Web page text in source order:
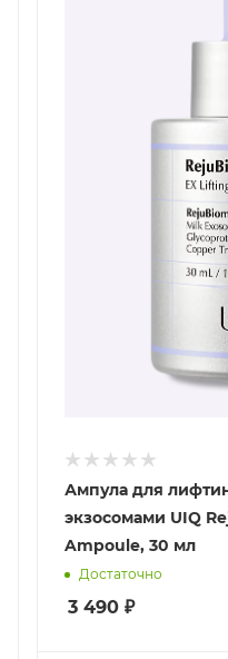
Ампула для
экзосомами UIQ
Ampoule, 30 мл
Достаточно
3 490 ₽